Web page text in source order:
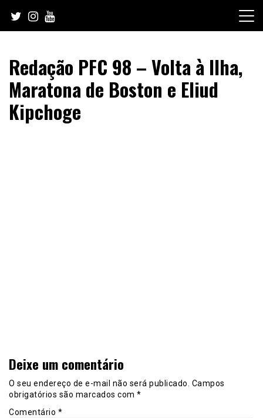
content
Redação PFC 98 – Volta à Ilha,
Maratona de Boston e Eliud
Kipchoge
Deixe um comentário
O seu endereço de e-mail não será publicado. Campos
obrigatórios são marcados com *
Comentário *